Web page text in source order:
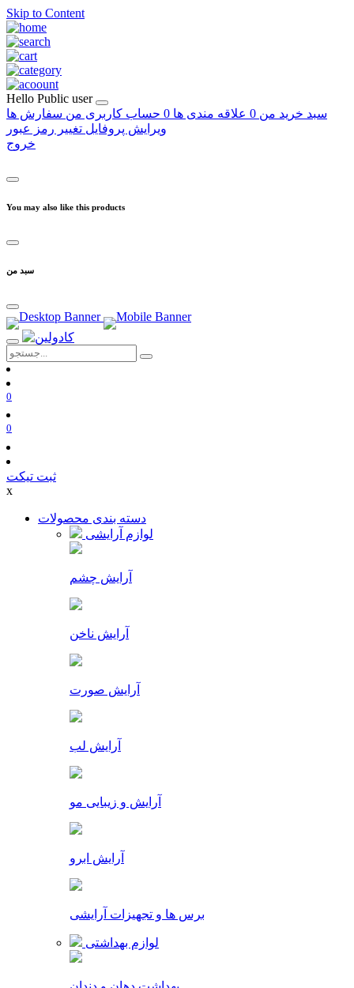
Skip to Content
Hello Public user
سبد خرید من 0 علاقه مندی ها 0 حساب کاربری من سفارش ها
ویرایش پروفایل تغییر رمز عبور
خروج
You may also like this products
سبد من
0
0
ثبت تیکت
x
دسته بندی محصولات
لوازم آرایشی
آرایش چشم
آرایش ناخن
آرایش صورت
آرایش لب
آرایش و زیبایی مو
آرایش ابرو
برس ها و تجهیزات آرایشی
لوازم بهداشتی